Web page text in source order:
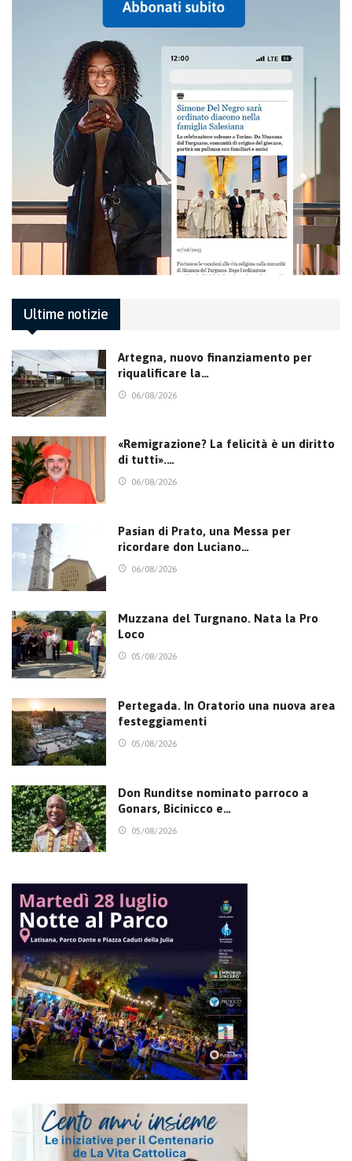
Ultime notizie
Artegna, nuovo finanziamento per
riqualificare la…
06/08/2026
«Remigrazione? La felicità è un diritto
di tutti».…
06/08/2026
Pasian di Prato, una Messa per
ricordare don Luciano…
06/08/2026
Muzzana del Turgnano. Nata la Pro
Loco
05/08/2026
Pertegada. In Oratorio una nuova area
festeggiamenti
05/08/2026
Don Runditse nominato parroco a
Gonars, Bicinicco e…
05/08/2026